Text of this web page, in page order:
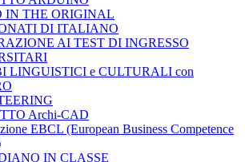
IN THE ORIGINAL
DI ITALIANO
AI TEST DI INGRESSO
LINGUISTICI e CULTURALI con
Archi-CAD
EBCL (European Business Competence
IN CLASSE